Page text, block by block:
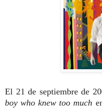
El 21 de septiembre de
boy who knew too much